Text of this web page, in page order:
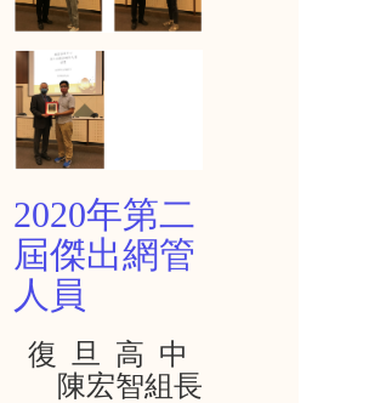
2020年第二
屆傑出網管
人員
復 旦 高 中
陳宏智組長